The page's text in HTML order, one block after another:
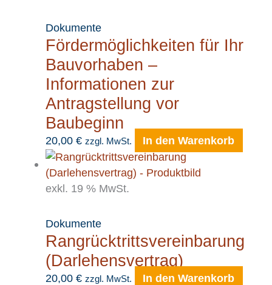
Dokumente
Fördermöglichkeiten für Ihr
Bauvorhaben –
Informationen zur
Antragstellung vor
Baubeginn
20,00 € zzgl. MwSt. In den Warenkorb
exkl. 19 % MwSt.
Dokumente
Rangrücktrittsvereinbarung
(Darlehensvertrag)
20,00 € zzgl. MwSt. In den Warenkorb